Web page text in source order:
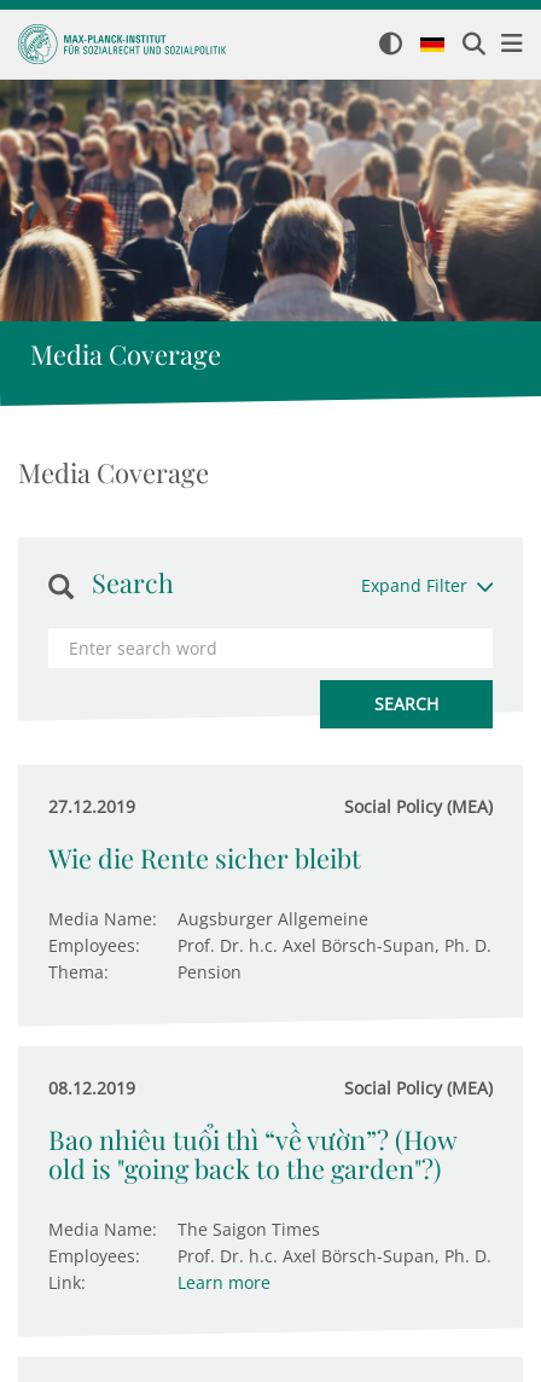
Media Coverage
Media Coverage
Search Expand Filter
27.12.2019 Social Policy (MEA)
Wie die Rente sicher bleibt
Media Name:
Augsburger Allgemeine
Employees:
Prof. Dr. h.c. Axel Börsch-Supan, Ph. D.
Thema:
Pension
08.12.2019 Social Policy (MEA)
Bao nhiêu tuổi thì “về vườn”? (How
old is "going back to the garden"?)
Media Name:
The Saigon Times
Employees:
Prof. Dr. h.c. Axel Börsch-Supan, Ph. D.
Link:
Learn more